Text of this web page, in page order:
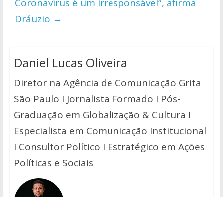
Coronavírus é um irresponsável”, afirma
Dráuzio →
Daniel Lucas Oliveira
Diretor na Agência de Comunicação Grita
São Paulo I Jornalista Formado I Pós-
Graduação em Globalização & Cultura I
Especialista em Comunicação Institucional
I Consultor Político I Estratégico em Ações
Políticas e Sociais